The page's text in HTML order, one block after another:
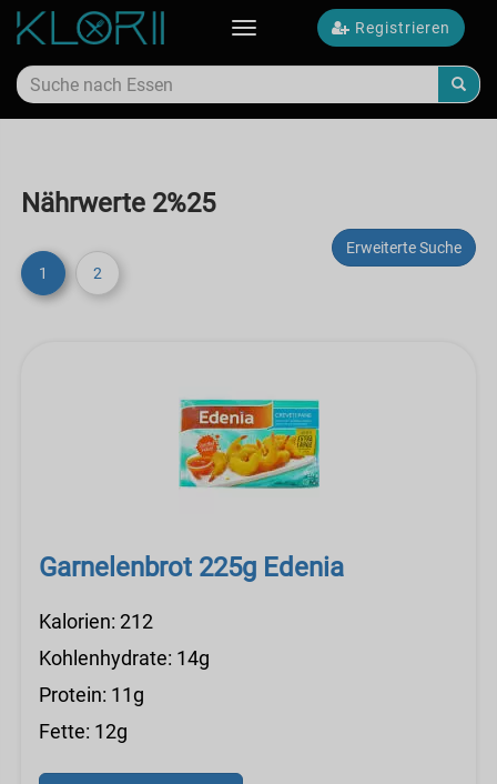
Registrieren
Toggle
Nährwerte 2%25
Erweiterte Suche
1
2
Garnelenbrot 225g Edenia
Kalorien: 212
Kohlenhydrate: 14g
Protein: 11g
Fette: 12g